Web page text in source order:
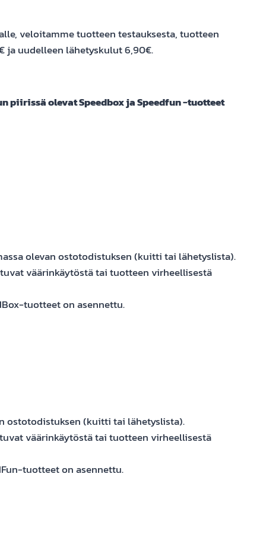
veloitamme tuotteen testauksesta, tuotteen
ja uudelleen lähetyskulut 6,90€.
olevat Speedbox ja Speedfun -tuotteet
olevan ostotodistuksen (kuitti tai lähetyslista).
väärinkäytöstä tai tuotteen virheellisestä
tuotteet on asennettu.
ostotodistuksen (kuitti tai lähetyslista).
väärinkäytöstä tai tuotteen virheellisestä
tuotteet on asennettu.